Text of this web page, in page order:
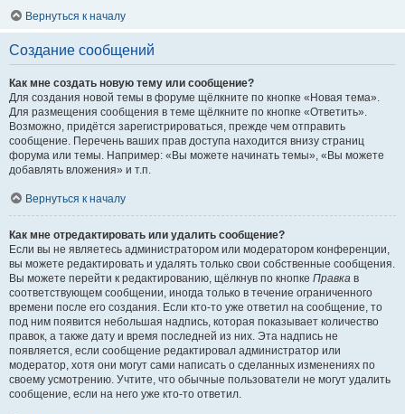
Вернуться к началу
Создание сообщений
Как мне создать новую тему или сообщение?
Для создания новой темы в форуме щёлкните по кнопке «Новая тема».
Для размещения сообщения в теме щёлкните по кнопке «Ответить».
Возможно, придётся зарегистрироваться, прежде чем отправить
сообщение. Перечень ваших прав доступа находится внизу страниц
форума или темы. Например: «Вы можете начинать темы», «Вы можете
добавлять вложения» и т.п.
Вернуться к началу
Как мне отредактировать или удалить сообщение?
Если вы не являетесь администратором или модератором конференции,
вы можете редактировать и удалять только свои собственные сообщения.
Вы можете перейти к редактированию, щёлкнув по кнопке Правка в
соответствующем сообщении, иногда только в течение ограниченного
времени после его создания. Если кто-то уже ответил на сообщение, то
под ним появится небольшая надпись, которая показывает количество
правок, а также дату и время последней из них. Эта надпись не
появляется, если сообщение редактировал администратор или
модератор, хотя они могут сами написать о сделанных изменениях по
своему усмотрению. Учтите, что обычные пользователи не могут удалить
сообщение, если на него уже кто-то ответил.